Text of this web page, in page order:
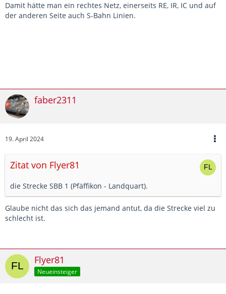
Damit hätte man ein rechtes Netz, einerseits RE, IR, IC und auf
der anderen Seite auch S-Bahn Linien.
faber2311
19. April 2024
Zitat von Flyer81
die Strecke SBB 1 (Pfäffikon - Landquart).
Glaube nicht das sich das jemand antut, da die Strecke viel zu
schlecht ist.
Flyer81
Neueinsteiger